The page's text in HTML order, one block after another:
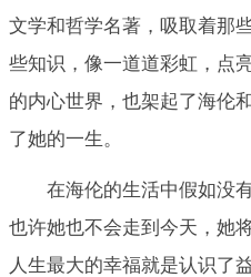
文学和哲学名著，吸取着那
些知识，像一道道彩虹，点
的内心世界，也架起了海伦
了她的一生。
在海伦的生活中假如没
也许她也不会走到今天，她
人生最大的幸福就是认识了